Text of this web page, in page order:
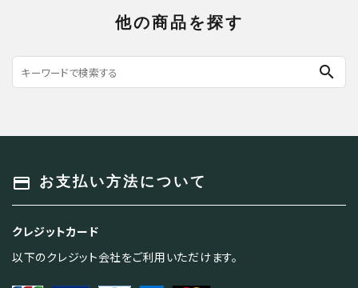
他の商品を探す
search
payment お支払い方法について
クレジットカード
以下のクレジット会社をご利用いただけます。